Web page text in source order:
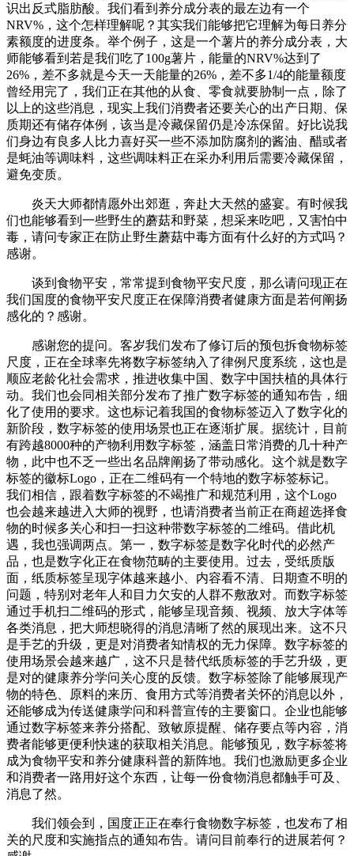
识出反式脂肪酸。我们看到养分成分表的最左边有一个
NRV%，这个怎样理解呢？其实我们能够把它理解为每日养分
素额度的进度条。举个例子，这是一个薯片的养分成分表，大
师能够看到若是我们吃了100g薯片，能量的NRV%达到了
26%，差不多就是今天一天能量的26%，差不多1/4的能量额度
曾经用完了，我们正在其他的从食、零食就要胁制一点，除了
以上的这些消息，现实上我们消费者还要关心的出产日期、保
质期还有储存体例，该当是冷藏保留仍是冷冻保留。好比说我
们身边有良多人比力喜好买一些不添加防腐剂的酱油、醋或者
是蚝油等调味料，这些调味料正在采办利用后需要冷藏保留，
避免变质。
炎天大师都情愿外出郊逛，奔赴大天然的盛宴。有时候我
们也能够看到一些野生的蘑菇和野菜，想采来吃吧，又害怕中
毒，请问专家正在防止野生蘑菇中毒方面有什么好的方式吗？
感谢。
谈到食物平安，常常提到食物平安尺度，那么请问现正在
我们国度的食物平安尺度正在保障消费者健康方面是若何阐扬
感化的？感谢。
感谢您的提问。客岁我们发布了修订后的预包拆食物标签
尺度，正在全球率先将数字标签纳入了律例尺度系统，这也是
顺应老龄化社会需求，推进收集中国、数字中国扶植的具体行
动。我们也会同相关部分发布了推广数字标签的通知布告，细
化了使用的要求。这也标记着我国的食物标签迈入了数字化的
新阶段，数字标签的使用场景也正在逐渐扩展。据统计，目前
有跨越8000种的产物利用数字标签，涵盖日常消费的几十种产
物，此中也不乏一些出名品牌阐扬了带动感化。这个就是数字
标签的徽标Logo，正在二维码有一个特地的数字标签标记。
我们相信，跟着数字标签的不竭推广和规范利用，这个Logo
也会越来越进入大师的视野，也请消费者当前正在商超选择食
物的时候多关心和扫一扫这种带数字标签的二维码。借此机
遇，我也强调两点。第一，数字标签是数字化时代的必然产
品，也是数字化正在食物范畴的主要使用。过去，受纸质版
面，纸质标签呈现字体越来越小、内容看不清、日期查不明的
问题，特别对老年人和目力欠安的人群不敷敌对。而数字标签
通过手机扫二维码的形式，能够呈现音频、视频、放大字体等
各类消息，把大师想晓得的消息清晰了然的展现出来。这不只
是手艺的升级，更是对消费者知情权的无力保障。数字标签的
使用场景会越来越广，这不只是替代纸质标签的手艺升级，更
是对的健康养分学问关心度的反馈。数字标签除了能够展现产
物的特色、原料的来历、食用方式等消费者关怀的消息以外，
还能够成为传送健康学问和科普宣传的主要窗口。企业也能够
通过数字标签来养分搭配、致敏原提醒、储存要点等内容，消
费者能够更便利快速的获取相关消息。能够预见，数字标签将
成为食物平安和养分健康科普的新阵地。我们也激励更多企业
和消费者一路用好这个东西，让每一份食物消息都触手可及、
消息了然。
我们领会到，国度正正在奉行食物数字标签，也发布了相
关的尺度和实施指点的通知布告。请问目前奉行的进展若何？